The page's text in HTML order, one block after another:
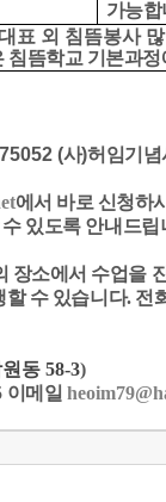
가능합
표 외 침뜸봉사
뜸학교 기본과
(사)허임기념
에서 바로 신청하
있도록 안내드립
장소에서 수업을
할 수 있습니다. 전
원동 58-3)
이메일